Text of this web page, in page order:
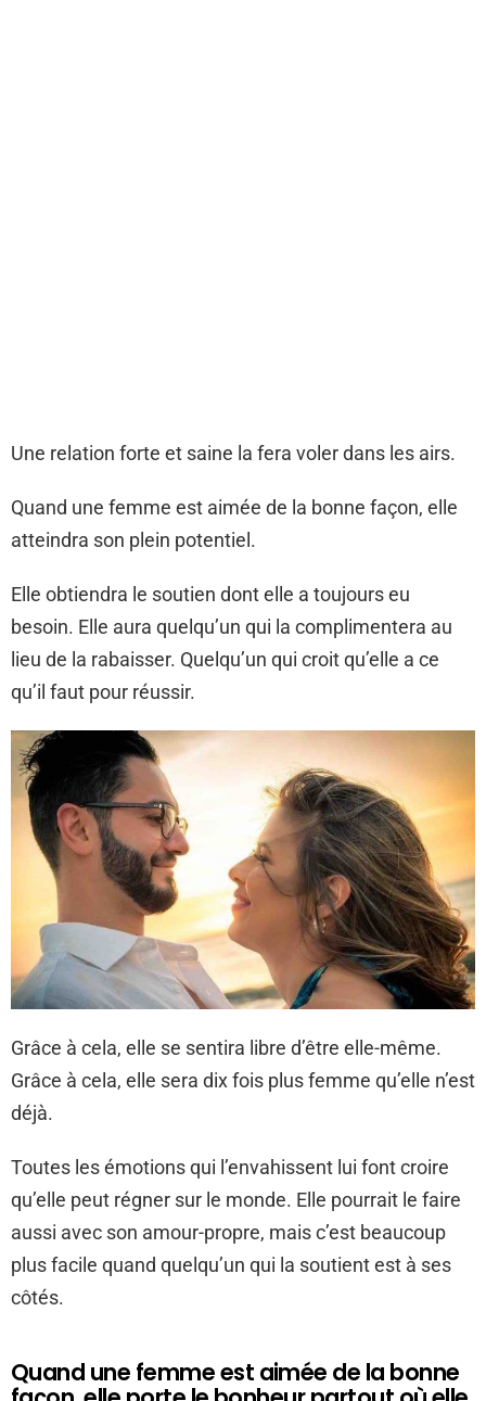
Une relation forte et saine la fera voler dans les airs.
Quand une femme est aimée de la bonne façon, elle
atteindra son plein potentiel.
Elle obtiendra le soutien dont elle a toujours eu
besoin. Elle aura quelqu’un qui la complimentera au
lieu de la rabaisser. Quelqu’un qui croit qu’elle a ce
qu’il faut pour réussir.
Grâce à cela, elle se sentira libre d’être elle-même.
Grâce à cela, elle sera dix fois plus femme qu’elle n’est
déjà.
Toutes les émotions qui l’envahissent lui font croire
qu’elle peut régner sur le monde. Elle pourrait le faire
aussi avec son amour-propre, mais c’est beaucoup
plus facile quand quelqu’un qui la soutient est à ses
côtés.
Quand une femme est aimée de la bonne